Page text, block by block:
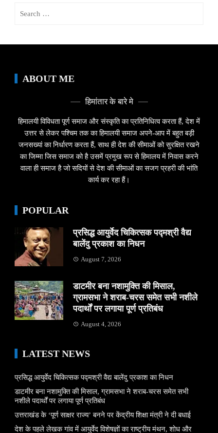
ABOUT ME
हिमांतार के बारे मे
हिमालयी विविधता पूर्ण समाज और संस्कृति का प्रतिनिधित्व करता हैं, देश में
उत्तर से लेकर पश्चिम तक का हिमालयी समाज अपने-आप में बहुत बड़ी
जनसख्यां का निर्धारण करता हैं, साथ ही देश की सीमाओं को सुरक्षित रखने
का जिम्मा जिस समाज को है उसमें प्रमुख रूप से हिमालय में निवास करने
वाला ही समाज है जो सदियों से देश की सीमाओं का सजग प्रहरी की भांति
कार्य कर रहा हैं।
POPULAR
प्रसिद्ध आयुर्वेद चिकित्सक पद्मश्री वैद्य
बालेंदु प्रकाश का निधन
August 7, 2026
डाटमीर बना नशामुक्ति की मिसाल,
ग्रामसभा ने शराब-चरस समेत सभी नशीले
पदार्थों पर लगाया पूर्ण प्रतिबंध
August 4, 2026
LATEST NEWS
प्रसिद्ध आयुर्वेद चिकित्सक पद्मश्री वैद्य बालेंदु प्रकाश का निधन
डाटमीर बना नशामुक्ति की मिसाल, ग्रामसभा ने शराब-चरस समेत सभी
नशीले पदार्थों पर लगाया पूर्ण प्रतिबंध
उत्तराखंड के ‘पूर्ण साक्षर राज्य’ बनने पर केंद्रीय शिक्षा मंत्री ने दी बधाई
देश के पहले लेखक गांव में आयुर्वेद विशेषज्ञों का राष्ट्रीय मंथन, शोध और